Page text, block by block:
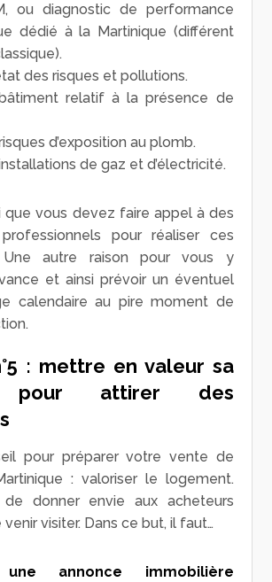
ou diagnostic de performance
dédié à la Martinique (différent
état des risques et pollutions.
bâtiment relatif à la présence de
d’exposition au plomb.
de gaz et d’électricité.
que vous devez faire appel à des
pour réaliser ces
Une autre raison pour vous y
et ainsi prévoir un éventuel
calendaire au pire moment de
: mettre en valeur sa
pour attirer des
pour préparer votre vente de
: valoriser le logement.
de donner envie aux acheteurs
visiter. Dans ce but, il faut…
annonce immobilière